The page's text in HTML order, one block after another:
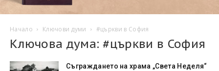
Начало Ключови думи #църкви в София
Ключова дума: #църкви в София
Съграждането на храмa „Света Неделя“